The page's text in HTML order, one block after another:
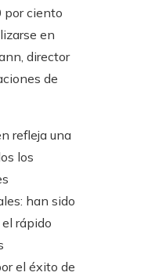
por ciento
en
director
de
refleja una
los
han sido
rápido
el éxito de